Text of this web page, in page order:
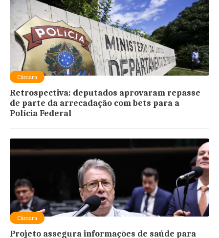
Câmara
Retrospectiva: deputados aprovaram repasse
de parte da arrecadação com bets para a
Polícia Federal
Câmara
Projeto assegura informações de saúde para